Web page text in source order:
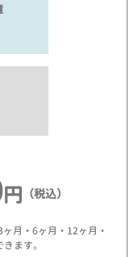
円 （税込）
月・6ヶ月・12ヶ月・
ます。